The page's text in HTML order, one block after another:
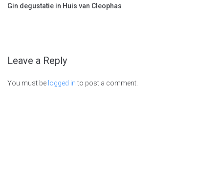
Gin degustatie in Huis van Cleophas
Leave a Reply
You must be logged into post a comment.